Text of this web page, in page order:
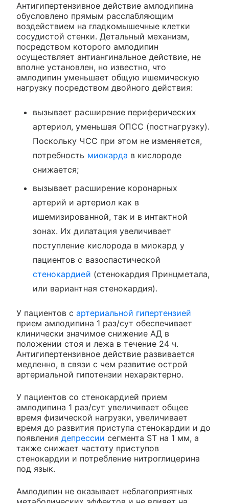
Антигипертензивное действие амлодипина
обусловлено прямым расслабляющим
воздействием на гладкомышечные клетки
сосудистой стенки. Детальный механизм,
посредством которого амлодипин
осуществляет антиангинальное действие, не
вполне установлен, но известно, что
амлодипин уменьшает общую ишемическую
нагрузку посредством двойного действия:
вызывает расширение периферических
артериол, уменьшая ОПСС (постнагрузку).
Поскольку ЧСС при этом не изменяется,
потребность миокарда в кислороде
снижается;
вызывает расширение коронарных
артерий и артериол как в
ишемизированной, так и в интактной
зонах. Их дилатация увеличивает
поступление кислорода в миокард у
пациентов с вазоспастической
стенокардией (стенокардия Принцметала,
или вариантная стенокардия).
У пациентов с артериальной гипертензией
прием амлодипина 1 раз/сут обеспечивает
клинически значимое снижение АД в
положении стоя и лежа в течение 24 ч.
Антигипертензивное действие развивается
медленно, в связи с чем развитие острой
артериальной гипотензии нехарактерно.
У пациентов со стенокардией прием
амлодипина 1 раз/сут увеличивает общее
время физической нагрузки, увеличивает
время до развития приступа стенокардии и до
появления депрессии сегмента ST на 1 мм, а
также снижает частоту приступов
стенокардии и потребление нитроглицерина
под язык.
Амлодипин не оказывает неблагоприятных